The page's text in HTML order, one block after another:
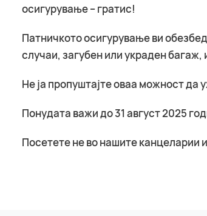
осигурување – гратис!
Патничкото осигурување ви
случаи, загубен или украден
Не ја пропуштајте оваа можност да
Понудата важи до 31 август 2025
Посетете не во нашите канцеларии